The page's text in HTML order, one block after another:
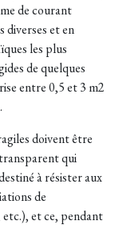
de courant
diverses et en
les plus
de quelques
entre 0,5 et 3 m2
doivent être
qui
à résister aux
de
et ce, pendant